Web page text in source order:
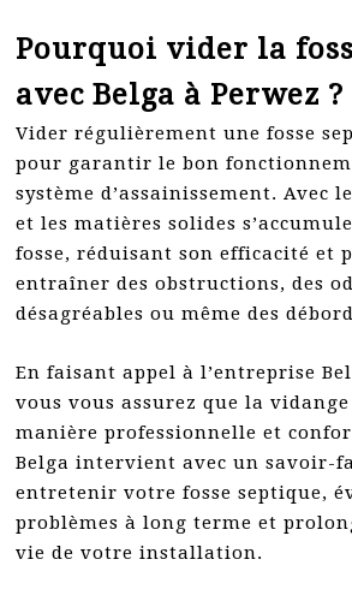
Pourquoi vider la
avec Belga à Perwez ?
Vider régulièrement une fosse
pour garantir le bon
système d’assainissement. Avec
et les matières solides
fosse, réduisant son efficacité et
entraîner des obstructions, des
désagréables ou même des
En faisant appel à l’entreprise
vous vous assurez que la
manière professionnelle et
Belga intervient avec un savoir-
entretenir votre fosse septique,
problèmes à long terme et
vie de votre installation.